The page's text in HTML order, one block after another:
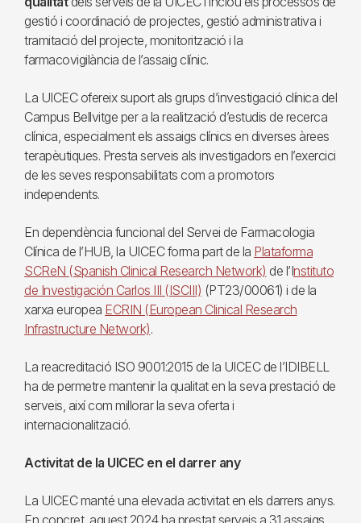
gestió i coordinació de projectes, gestió administrativa i
tramitació del projecte, monitorització i la
farmacovigilància de l’assaig clínic.
La UICEC ofereix suport als grups d’investigació clínica del
Campus Bellvitge per a la realització d’estudis de recerca
clínica, especialment els assaigs clínics en diverses àrees
terapèutiques. Presta serveis als investigadors en l’exercici
de les seves responsabilitats com a promotors
independents.
En dependència funcional del Servei de Farmacologia
Clínica de l’HUB, la UICEC forma part de la Plataforma
SCReN (Spanish Clinical Research Network) de l’Instituto
de Investigación Carlos III (ISCIII) (PT23/00061) i de la
xarxa europea ECRIN (European Clinical Research
Infrastructure Network).
La reacreditació ISO 9001:2015 de la UICEC de l’IDIBELL
ha de permetre mantenir la qualitat en la seva prestació de
serveis, així com millorar la seva oferta i
internacionalització.
Activitat de la UICEC en el darrer any
La UICEC manté una elevada activitat en els darrers anys.
En concret, aquest 2024 ha prestat serveis a 31 assaigs